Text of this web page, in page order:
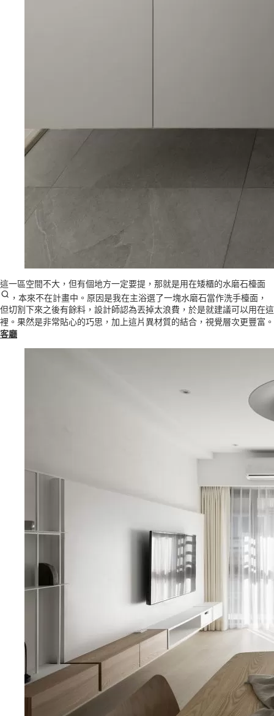
這一區空間不大，但有個地方一定要提，那就是用在矮櫃的水磨石檯面
，本來不在計畫中。原因是我在主浴選了一塊水磨石當作洗手檯面，
但切割下來之後有餘料，設計師認為丟掉太浪費，於是就建議可以用在這
裡。果然是非常貼心的巧思，加上這片異材質的結合，視覺層次更豐富。
客廳